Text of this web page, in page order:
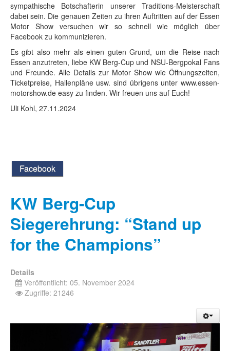
sympathische Botschafterin unserer Traditions-Meisterschaft
dabei sein. Die genauen Zeiten zu ihren Auftritten auf der Essen
Motor Show versuchen wir so schnell wie möglich über
Facebook zu kommunizieren.
Es gibt also mehr als einen guten Grund, um die Reise nach
Essen anzutreten, liebe KW Berg-Cup und NSU-Bergpokal Fans
und Freunde. Alle Details zur Motor Show wie Öffnungszeiten,
Ticketpreise, Hallenpläne usw. sind übrigens unter www.essen-
motorshow.de easy zu finden. Wir freuen uns auf Euch!
Uli Kohl, 27.11.2024
Facebook
KW Berg-Cup
Siegerehrung: “Stand up
for the Champions”
Details
Veröffentlicht: 05. November 2024
Zugriffe: 21246